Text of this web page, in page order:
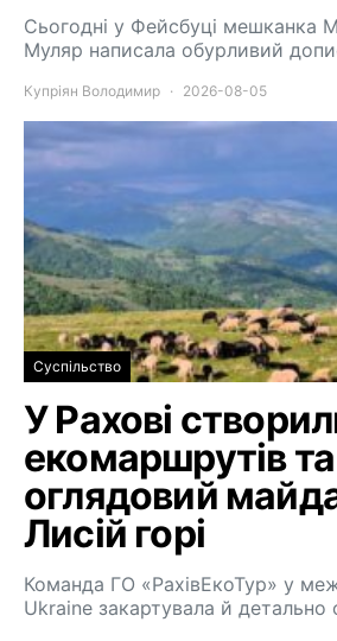
Сьогодні у Фейсбуці мешканка
Муляр написала обурливий
Купріян Володимир 2026-08-05
Суспільство
У Рахові
екомаршрутів
оглядовий
Лисій горі
Команда ГО «РахівЕкоТур» у
Ukraine закартувала й детально